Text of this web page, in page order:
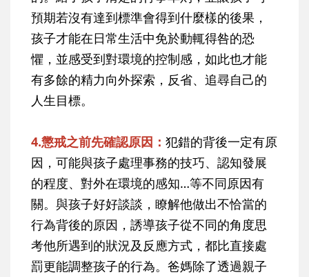
預期若沒有達到標準會得到什麼樣的後果，
孩子才能在日常生活中免於動輒得咎的恐
懼，並感受到對環境的控制感，如此也才能
有多餘的精力向外探索，反省、追尋自己的
人生目標。
4.懲戒之前先確認原因： 犯錯的背後一定有原
因，可能與孩子處理事務的技巧、認知發展
的程度、對外在環境的感知…等不同原因有
關。與孩子好好談談，瞭解他做出不恰當的
行為背後的原因，誘導孩子從不同的角度思
考他所遇到的狀況及反應方式，都比直接處
罰更能調整孩子的行為。爸媽除了透過親子